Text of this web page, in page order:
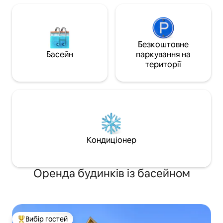
Басейн
Безкоштовне
паркування на
території
Кондиціонер
Оренда будинків із басейном
Вибір гостей